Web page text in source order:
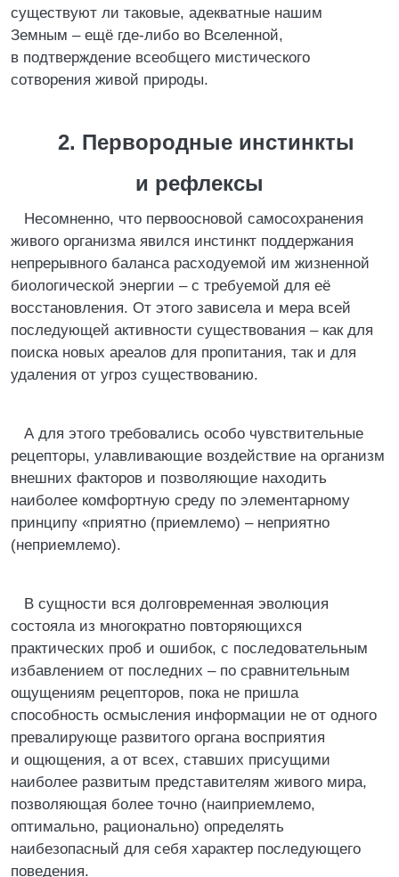
существуют ли таковые, адекватные нашим
Земным – ещё где-либо во Вселенной,
в подтверждение всеобщего мистического
сотворения живой природы.
2. Первородные инстинкты
и рефлексы
Несомненно, что первоосновой самосохранения
живого организма явился инстинкт поддержания
непрерывного баланса расходуемой им жизненной
биологической энергии – с требуемой для её
восстановления. От этого зависела и мера всей
последующей активности существования – как для
поиска новых ареалов для пропитания, так и для
удаления от угроз существованию.
А для этого требовались особо чувствительные
рецепторы, улавливающие воздействие на организм
внешних факторов и позволяющие находить
наиболее комфортную среду по элементарному
принципу «приятно (приемлемо) – неприятно
(неприемлемо).
В сущности вся долговременная эволюция
состояла из многократно повторяющихся
практических проб и ошибок, с последовательным
избавлением от последних – по сравнительным
ощущениям рецепторов, пока не пришла
способность осмысления информации не от одного
превалирующе развитого органа восприятия
и ощющения, а от всех, ставших присущими
наиболее развитым представителям живого мира,
позволяющая более точно (наиприемлемо,
оптимально, рационально) определять
наибезопасный для себя характер последующего
поведения.